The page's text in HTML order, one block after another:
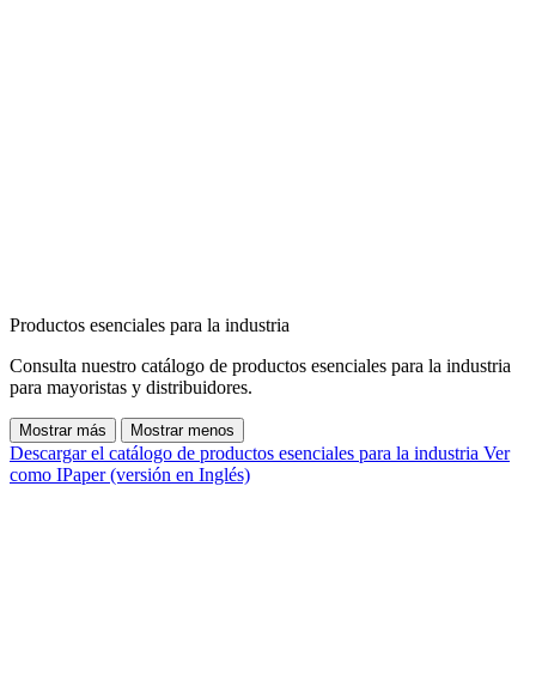
Productos esenciales para la industria
Consulta nuestro catálogo de productos esenciales para la industria
para mayoristas y distribuidores.
Mostrar más Mostrar menos
Descargar el catálogo de productos esenciales para la industria Ver
como IPaper (versión en Inglés)